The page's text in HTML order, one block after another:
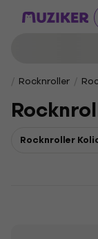
Rocknroller
Rocknroller